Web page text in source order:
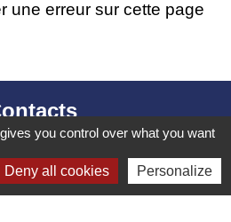
une erreur sur cette page
d’Izieu
des Lauzes
- FRANCE
you control over what you want
Deny all cookies Personalize